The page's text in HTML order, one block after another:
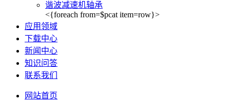
谐波减速机轴承
<{foreach from=$pcat item=row}>
应用领域
下载中心
新闻中心
知识问答
联系我们
网站首页